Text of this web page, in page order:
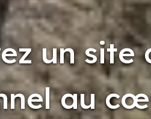
un site
au